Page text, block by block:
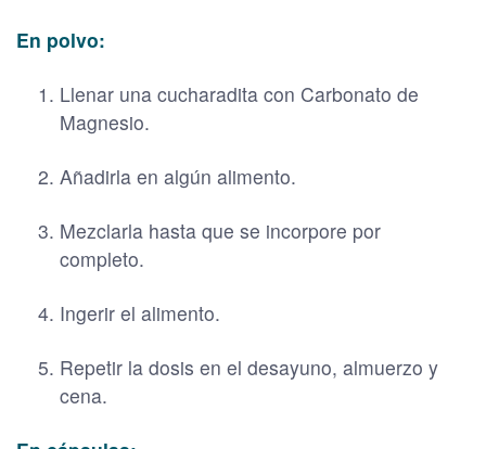
En polvo:
Llenar una cucharadita con Carbonato de
Magnesio.
Añadirla en algún alimento.
Mezclarla hasta que se incorpore por
completo.
Ingerir el alimento.
Repetir la dosis en el desayuno, almuerzo y
cena.